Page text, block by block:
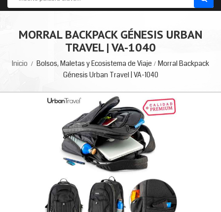
MORRAL BACKPACK GÉNESIS URBAN
TRAVEL | VA-1040
Inicio Bolsos, Maletas y Ecosistema de Viaje
Morral Backpack
Génesis Urban Travel | VA-1040